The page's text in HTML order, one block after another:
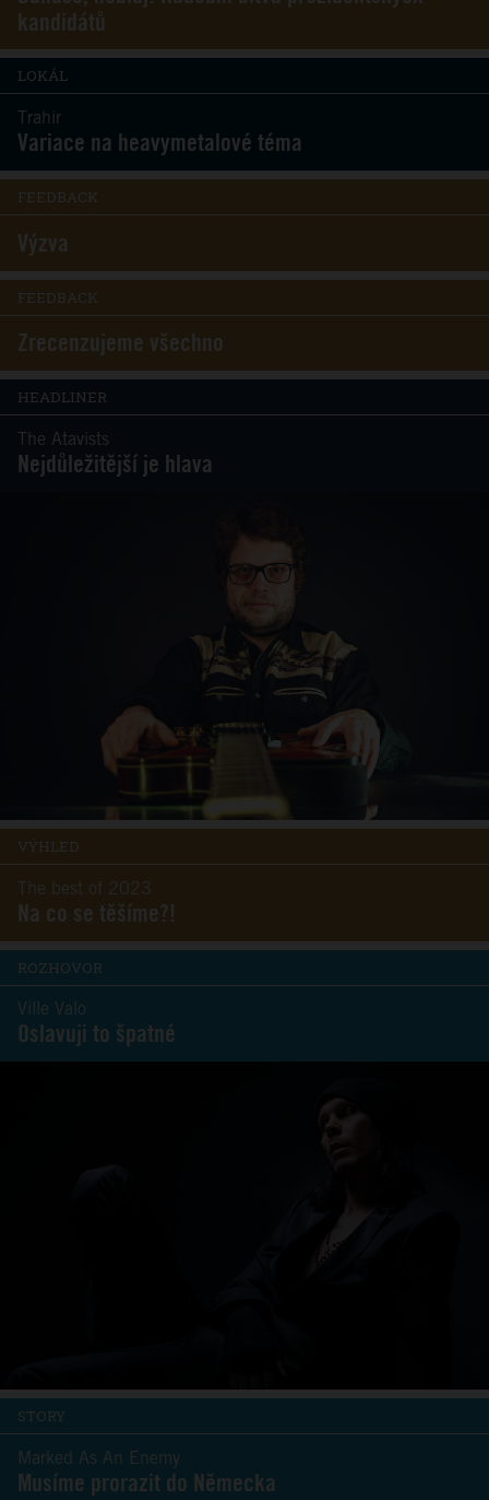
kandidátů
LOKÁL
Trahir
Variace na heavymetalové téma
FEEDBACK
Výzva
FEEDBACK
Zrecenzujeme všechno
HEADLINER
The Atavists
Nejdůležitější je hlava
VÝHLED
The best of 2023
Na co se těšíme?!
ROZHOVOR
Ville Valo
Oslavuji to špatné
STORY
Marked As An Enemy
Musíme prorazit do Německa